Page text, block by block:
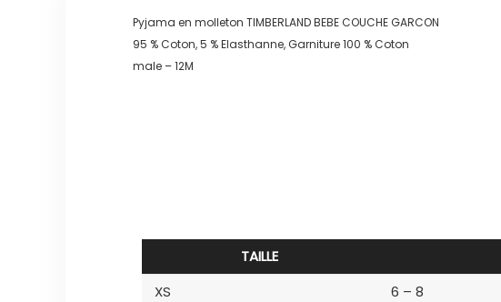
Pyjama en molleton TIMBERLAND BEBE COUCHE GARCON
95 % Coton, 5 % Elasthanne, Garniture 100 % Coton
male – 12M
TAILLE
XS
6 – 8